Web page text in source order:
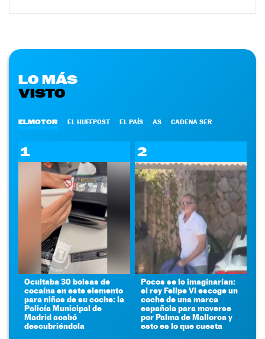
LO MÁS
VISTO
ELMOTOR EL HUFFPOST EL PAÍS AS CADENA SER
1
Ocultaba 30 bolsas de
cocaína en este elemento
para niños de su coche: la
Policía Municipal de
Madrid acabó
descubriéndola
2
Pocos se lo imaginarían:
el rey Felipe VI escoge un
coche de una marca
española para moverse
por Palma de Mallorca y
esto es lo que cuesta